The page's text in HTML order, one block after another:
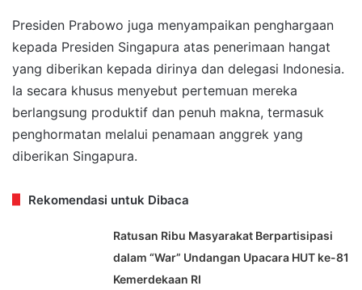
Presiden Prabowo juga menyampaikan penghargaan
kepada Presiden Singapura atas penerimaan hangat
yang diberikan kepada dirinya dan delegasi Indonesia.
Ia secara khusus menyebut pertemuan mereka
berlangsung produktif dan penuh makna, termasuk
penghormatan melalui penamaan anggrek yang
diberikan Singapura.
Rekomendasi untuk Dibaca
Ratusan Ribu Masyarakat Berpartisipasi
dalam “War” Undangan Upacara HUT ke-81
Kemerdekaan RI